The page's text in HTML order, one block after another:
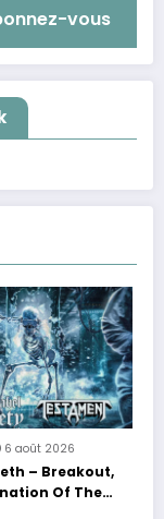
vous
6 août 2026
– Breakout,
Of The